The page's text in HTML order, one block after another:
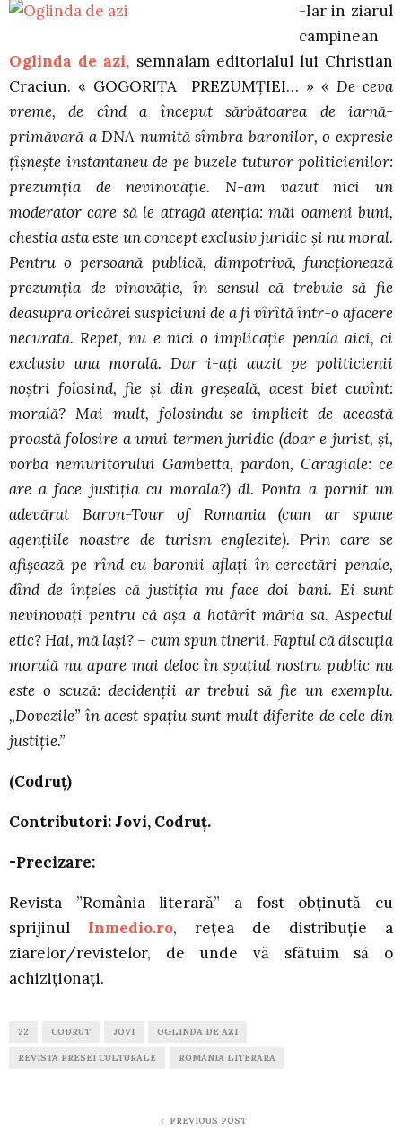
-Iar in ziarul
campinean
Oglinda de azi, semnalam editorialul lui Christian
Craciun. « GOGORIŢA PREZUMŢIEI… » « De ceva
vreme, de cînd a început sărbătoarea de iarnă-
primăvară a DNA numită sîmbra baronilor, o expresie
ţîşneşte instantaneu de pe buzele tuturor politicienilor:
prezumţia de nevinovăţie. N-am văzut nici un
moderator care să le atragă atenţia: măi oameni buni,
chestia asta este un concept exclusiv juridic şi nu moral.
Pentru o persoană publică, dimpotrivă, funcţionează
prezumţia de vinovăţie, în sensul că trebuie să fie
deasupra oricărei suspiciuni de a fi vîrîtă într-o afacere
necurată. Repet, nu e nici o implicaţie penală aici, ci
exclusiv una morală. Dar i-aţi auzit pe politicienii
noştri folosind, fie şi din greşeală, acest biet cuvînt:
morală? Mai mult, folosindu-se implicit de această
proastă folosire a unui termen juridic (doar e jurist, şi,
vorba nemuritorului Gambetta, pardon, Caragiale: ce
are a face justiţia cu morala?) dl. Ponta a pornit un
adevărat Baron-Tour of Romania (cum ar spune
agenţiile noastre de turism englezite). Prin care se
afişează pe rînd cu baronii aflaţi în cercetări penale,
dînd de înţeles că justiţia nu face doi bani. Ei sunt
nevinovaţi pentru că aşa a hotărît măria sa. Aspectul
etic? Hai, mă laşi? – cum spun tinerii. Faptul că discuţia
morală nu apare mai deloc în spaţiul nostru public nu
este o scuză: decidenţii ar trebui să fie un exemplu.
„Dovezile” în acest spaţiu sunt mult diferite de cele din
justiţie.”
(Codruț)
Contributori: Jovi, Codruț.
-Precizare:
Revista ”România literară” a fost obținută cu
sprijinul Inmedio.ro, rețea de distribuție a
ziarelor/revistelor, de unde vă sfătuim să o
achiziționați.
22 CODRUT JOVI OGLINDA DE AZI
REVISTA PRESEI CULTURALE ROMANIA LITERARA
PREVIOUS POST